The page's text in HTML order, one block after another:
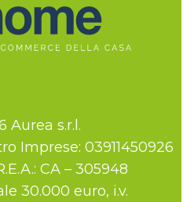
Aurea s.r.l.
Imprese: 03911450926
CA – 305948
30.000 euro, i.v.